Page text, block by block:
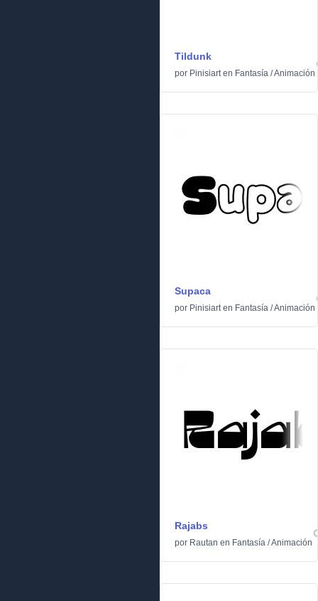
Tildunk
por Pinisiarten Fantasía /Animación
Supaca
por Pinisiarten Fantasía /Animación
Rajabs
por Rautan en Fantasía /Animación